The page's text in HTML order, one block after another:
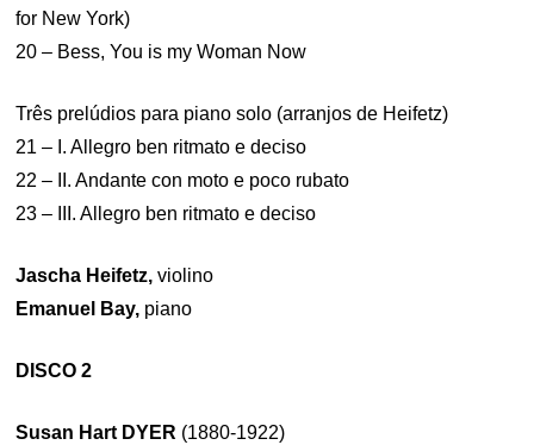
for New York)
20 – Bess, You is my Woman Now
Três prelúdios para piano solo (arranjos de Heifetz)
21 – I. Allegro ben ritmato e deciso
22 – II. Andante con moto e poco rubato
23 – III. Allegro ben ritmato e deciso
Jascha Heifetz,violino
Emanuel Bay, piano
DISCO 2
Susan Hart DYER (1880-1922)